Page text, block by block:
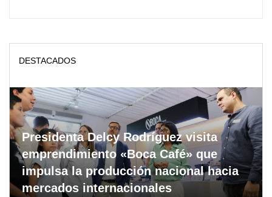
DESTACADOS
Presidenta Delcy Rodríguez visita
emprendimiento «Boca Café» que
impulsa la producción nacional hacia
mercados internacionales